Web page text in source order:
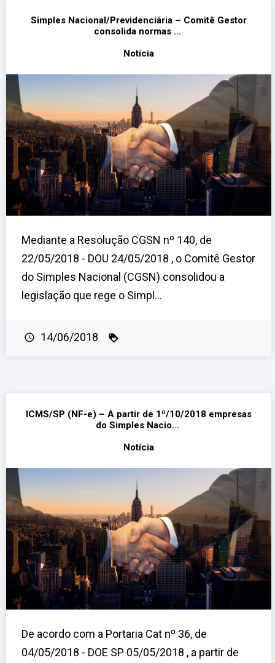
Simples Nacional/Previdenciária – Comitê Gestor
consolida normas ...
Notícia
Mediante a Resolução CGSN nº 140, de
22/05/2018 - DOU 24/05/2018 , o Comitê Gestor
do Simples Nacional (CGSN) consolidou a
legislação que rege o Simpl...
14/06/2018
ICMS/SP (NF-e) – A partir de 1º/10/2018 empresas
do Simples Nacio...
Notícia
De acordo com a Portaria Cat nº 36, de
04/05/2018 - DOE SP 05/05/2018 , a partir de